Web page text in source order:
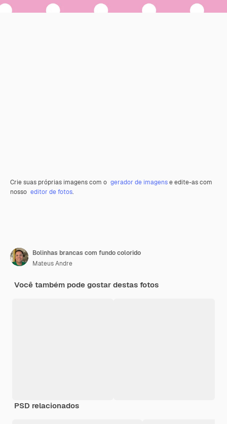
Crie suas próprias imagens com o gerador de imagense edite-as com
nosso editor de fotos.
Bolinhas brancas com fundo colorido
Mateus Andre
Você também pode gostar destas fotos
PSD relacionados